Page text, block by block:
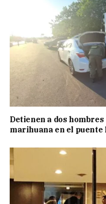
Detienen a dos
marihuana en el puente